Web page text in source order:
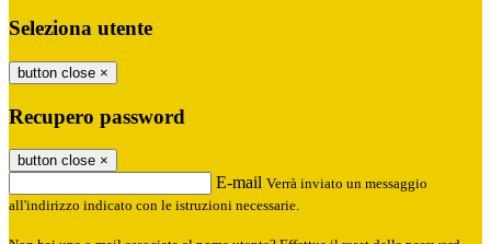
Seleziona utente
button close ×
Recupero password
button close ×
E-mail Verrà inviato un messaggio
all'indirizzo indicato con le istruzioni necessarie.